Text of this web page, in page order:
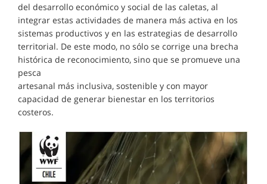
del desarrollo económico y social de las caletas, al
integrar estas actividades de manera más activa en los
sistemas productivos y en las estrategias de desarrollo
territorial. De este modo, no sólo se corrige una brecha
histórica de reconocimiento, sino que se promueve una
pesca
artesanal más inclusiva, sostenible y con mayor
capacidad de generar bienestar en los territorios
costeros.